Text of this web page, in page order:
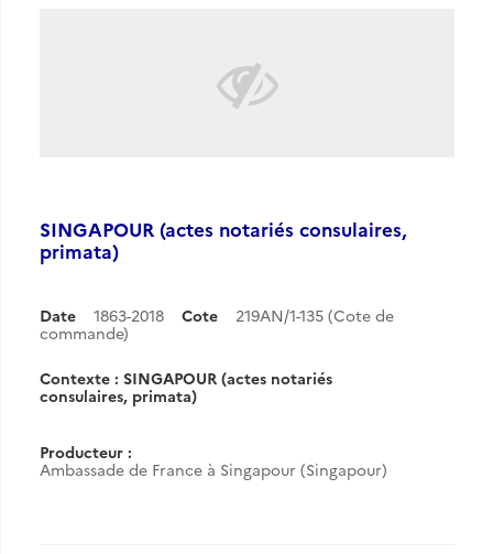
SINGAPOUR (actes notariés consulaires,
primata)
Date 1863-2018 Cote
219AN/1-135 (Cote de
commande)
Contexte : SINGAPOUR (actes notariés
consulaires, primata)
Producteur :
Ambassade de France à Singapour (Singapour)